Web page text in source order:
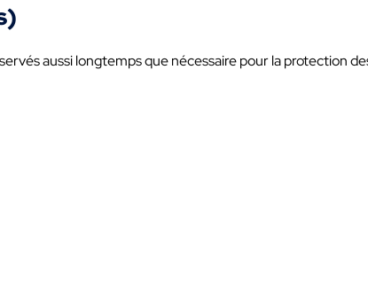
aussi longtemps que nécessaire pour la protection